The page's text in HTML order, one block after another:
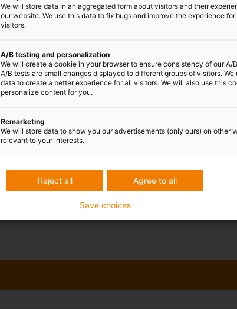
Aperçu du programme
We will store data in an aggregated form about visitors and their
our website. We use this data to fix bugs and improve the experience for
visitors.
A/B testing and personalization
We will create a cookie in your browser to ensure consistency of our A/
A/B tests are small changes displayed to different groups of visitors. We
data to create a better experience for all visitors. We will also use this
personalize content for you.
Remarketing
We will store data to show you our advertisements (only ours) on other
relevant to your interests.
Agree to all
Reject all
Save choices